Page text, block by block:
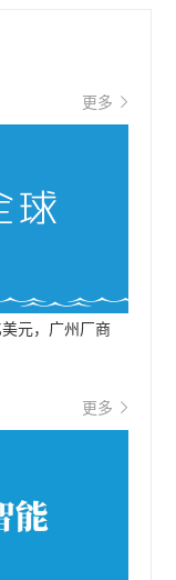
更多
元，广州厂商
更多